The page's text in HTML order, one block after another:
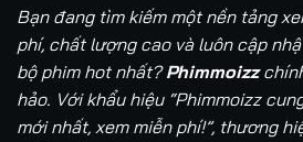
Bạn đang tìm kiếm một nền tảng
phí, chất lượng cao và luôn cập
bộ phim hot nhất?Phimmoizz
hảo. Với khẩu hiệu “Phimmoizz
mới nhất, xem miễn phí!”, thương